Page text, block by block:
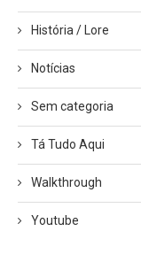
História / Lore
Notícias
Sem categoria
Tá Tudo Aqui
Walkthrough
Youtube